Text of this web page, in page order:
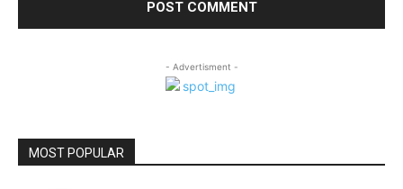
- Advertisment -
MOST POPULAR